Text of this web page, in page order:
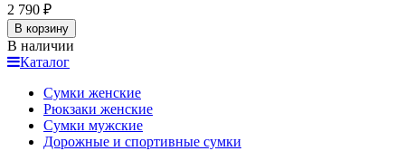
2 790 ₽
В корзину
В наличии
Каталог
Сумки женские
Рюкзаки женские
Сумки мужские
Дорожные и спортивные сумки